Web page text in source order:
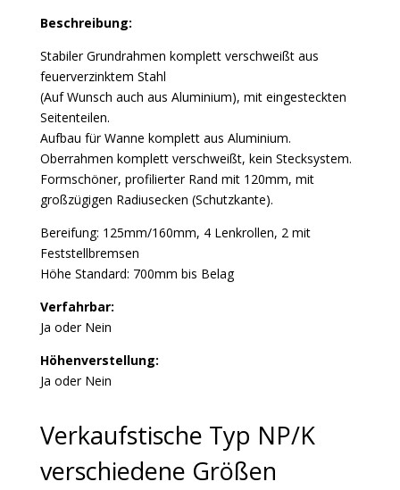
Beschreibung:
Stabiler Grundrahmen komplett verschweißt aus
feuerverzinktem Stahl
(Auf Wunsch auch aus Aluminium), mit eingesteckten
Seitenteilen.
Aufbau für Wanne komplett aus Aluminium.
Oberrahmen komplett verschweißt, kein Stecksystem.
Formschöner, profilierter Rand mit 120mm, mit
großzügigen Radiusecken (Schutzkante).
Bereifung: 125mm/160mm, 4 Lenkrollen, 2 mit
Feststellbremsen
Höhe Standard: 700mm bis Belag
Verfahrbar:
Ja oder Nein
Höhenverstellung:
Ja oder Nein
Verkaufstische Typ NP/K
verschiedene Größen